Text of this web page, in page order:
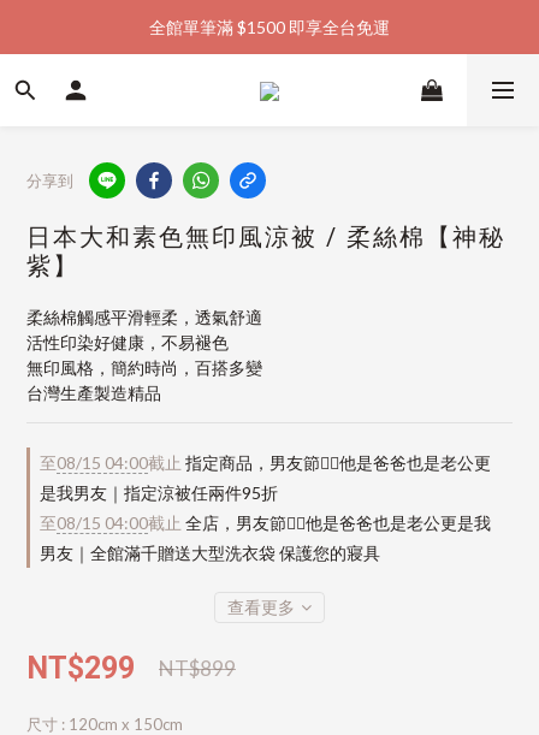
加入會員購物金  馬上領  馬上折
全館單筆滿 $1500 即享全台免運
加入會員購物金  馬上領  馬上折
分享到
日本大和素色無印風涼被 / 柔絲棉【神秘
紫】
柔絲棉觸感平滑輕柔，透氣舒適
活性印染好健康，不易褪色
無印風格，簡約時尚，百搭多變
台灣生產製造精品
至08/15 04:00截止 指定商品，男友節👱‍♂️他是爸爸也是老公更
是我男友｜指定涼被任兩件95折
至08/15 04:00截止 全店，男友節👱‍♂️他是爸爸也是老公更是我
男友｜全館滿千贈送大型洗衣袋 保護您的寢具
查看更多
NT$899
NT$299
尺寸 : 120cm x 150cm